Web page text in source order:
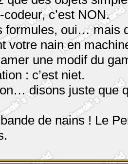
codeur, c’est NON.
formules, oui… mais
votre nain en
une modif du
: c’est niet.
disons juste que
de nains ! Le